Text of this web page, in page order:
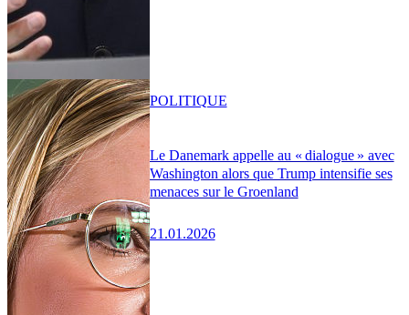
Le Danemark appelle au « dialogue » avec
Washington alors que Trump intensifie ses
menaces sur le Groenland
21.01.2026
POLITIQUE